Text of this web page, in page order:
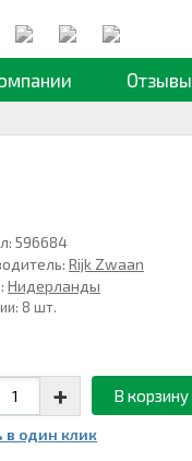
Отзывы
596684
Rijk Zwaan
Нидерланды
8 шт.
+ В корзину
в один клик